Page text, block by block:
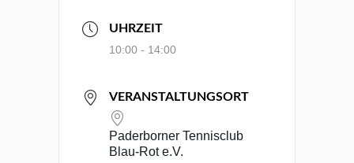
UHRZEIT
10:00 - 14:00
VERANSTALTUNGSORT
Paderborner Tennisclub
Blau-Rot e.V.